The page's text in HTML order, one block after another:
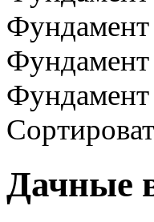
Фундамент
Фундамент
Фундамент
Дачные